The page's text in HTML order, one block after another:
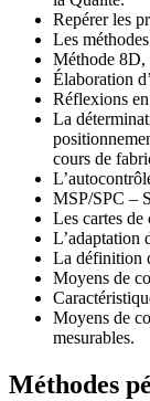
Repérer les
Les
Méthode 8D,
Élaboration
Réflexions
La
cours de
MSP/SPC –
Les cartes
L’adaptation
La définition
Moyens de
Moyens de
mesurables.
Méthodes